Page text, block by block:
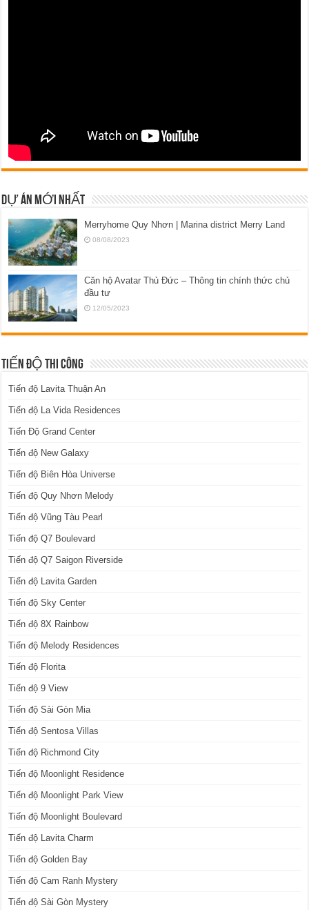
DỰ ÁN MỚI NHẤT
Merryhome Quy Nhơn | Marina district Merry Land
08/08/2023
Căn hộ Avatar Thủ Đức – Thông tin chính thức chủ
đầu tư
12/05/2023
TIẾN ĐỘ THI CÔNG
Tiến độ Lavita Thuận An
Tiến độ La Vida Residences
Tiến Độ Grand Center
Tiến độ New Galaxy
Tiến độ Biên Hòa Universe
Tiến độ Quy Nhơn Melody
Tiến độ Vũng Tàu Pearl
Tiến độ Q7 Boulevard
Tiến độ Q7 Saigon Riverside
Tiến độ Lavita Garden
Tiến độ Sky Center
Tiến độ 8X Rainbow
Tiến độ Melody Residences
Tiến độ Florita
Tiến độ 9 View
Tiến độ Sài Gòn Mia
Tiến độ Sentosa Villas
Tiến độ Richmond City
Tiến độ Moonlight Residence
Tiến độ Moonlight Park View
Tiến độ Moonlight Boulevard
Tiến độ Lavita Charm
Tiến độ Golden Bay
Tiến độ Cam Ranh Mystery
Tiến độ Sài Gòn Mystery